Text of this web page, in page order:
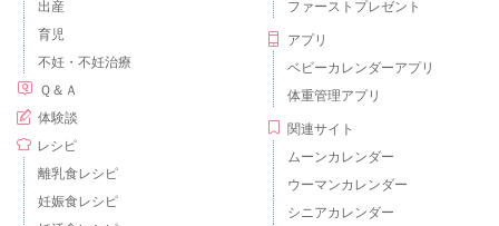
出産
育児
不妊・不妊治療
Ｑ＆Ａ
体験談
レシピ
離乳食レシピ
妊娠食レシピ
ファーストプレゼント
アプリ
ベビーカレンダーアプリ
体重管理アプリ
関連サイト
ムーンカレンダー
ウーマンカレンダー
シニアカレンダー